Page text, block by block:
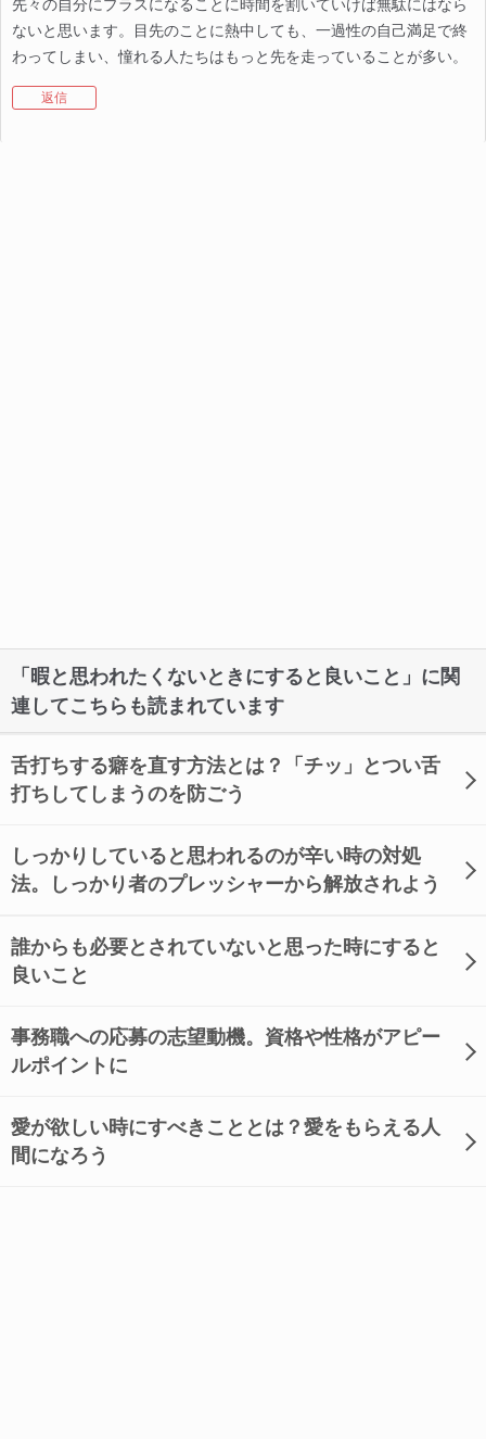
先々の自分にプラスになることに時間を割いていけば無駄にはなら
ないと思います。目先のことに熱中しても、一過性の自己満足で終
わってしまい、憧れる人たちはもっと先を走っていることが多い。
返信
「暇と思われたくないときにすると良いこと」に関
連してこちらも読まれています
舌打ちする癖を直す方法とは？「チッ」とつい舌
打ちしてしまうのを防ごう
しっかりしていると思われるのが辛い時の対処
法。しっかり者のプレッシャーから解放されよう
誰からも必要とされていないと思った時にすると
良いこと
事務職への応募の志望動機。資格や性格がアピー
ルポイントに
愛が欲しい時にすべきこととは？愛をもらえる人
間になろう